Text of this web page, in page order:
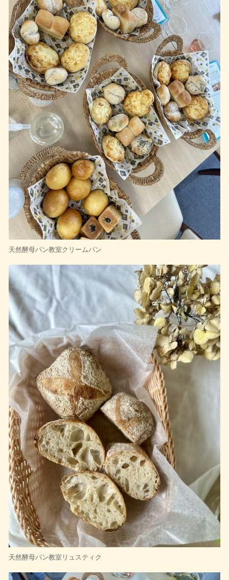
天然酵母パン教室クリームパン
天然酵母パン教室リュスティク